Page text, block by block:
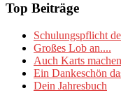
Top Beiträge
Schulungspflicht
Großes Lob an....
Auch Karts
Ein Dankeschön
Dein Jahresbuch